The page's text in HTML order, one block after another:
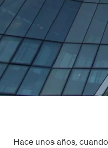
Hace unos años,